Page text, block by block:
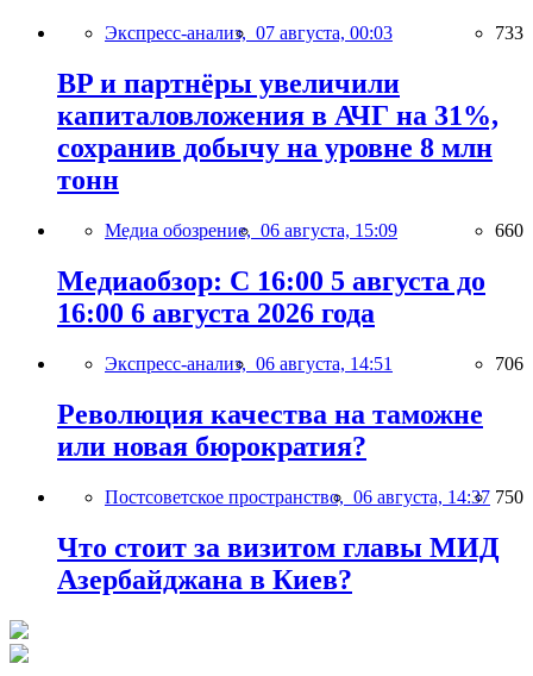
Экспресс-анализ, 07 августа, 00:03 733
BP и партнёры увеличили
капиталовложения в АЧГ на 31%,
сохранив добычу на уровне 8 млн
тонн
Медиа обозрение, 06 августа, 15:09 660
Медиаобзор: С 16:00 5 августа до
16:00 6 августа 2026 года
Экспресс-анализ, 06 августа, 14:51 706
Революция качества на таможне
или новая бюрократия?
Постсоветское пространство, 06 августа, 14:37 750
Что стоит за визитом главы МИД
Азербайджана в Киев?